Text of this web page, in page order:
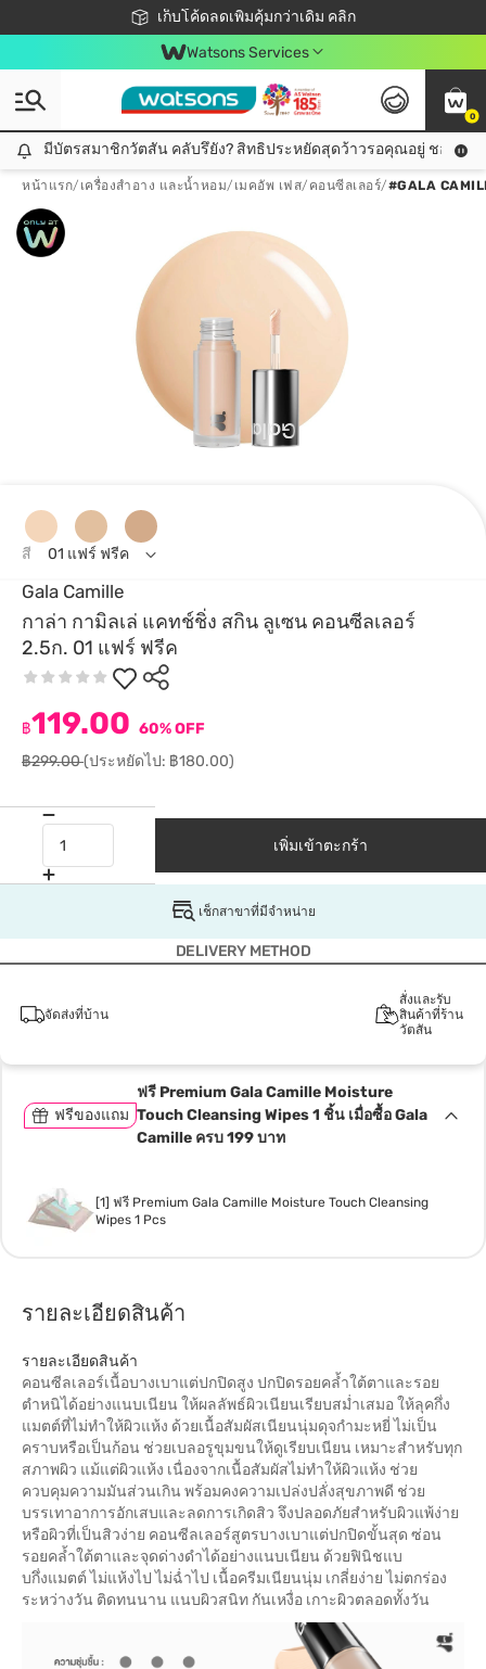
เก็บโค้ดลดเพิ่มคุ้มกว่าเดิม คลิก
ชอปออนไลน์ครั้งแรก ลดเพิ่มจุก ๆ 10%! 🎉
📦ส่งฟรี! เมื่อชอป 499฿
สมาชิกวัตสัน คลับดียังไง?
Watsons Services
0
มีบัตรสมาชิกวัตสัน คลับรึยัง? สิทธิประหยัดสุดว้าวรอคุณอยู่ ชอปคุ้มกว่าเดิม คลิก!
มีบัตรสมาชิกวัตสัน คลับรึยัง? สิทธิประหยัดสุดว้าวรอคุณอยู่ ชอปคุ้มก
หน้าแรก/ เครื่องสำอาง และน้ำหอม/ เมคอัพ เฟส/ คอนซีลเลอร์/#GALA
Gala Camille
กาล่า กามิลเล่ แคทช์ชิ่ง สกิน ลูเซน คอนซีลเลอร์
2.5ก. 01 แฟร์ ฟรีค
฿119.00 60% OFF
฿299.00(ประหยัดไป: ฿180.00)
สี 01 แฟร์ ฟรีค
เพิ่มเข้าตะกร้า
เช็กสาขาที่มีจำหน่าย
DELIVERY METHOD
จัดส่งที่บ้าน
สั่งและรับ
สินค้าที่ร้าน
วัตสัน
ฟรีของแถม
ฟรี Premium Gala Camille Moisture
Touch Cleansing Wipes 1 ชิ้น เมื่อซื้อ Gala
Camille ครบ 199 บาท
[1] ฟรี Premium Gala Camille Moisture Touch Cleansing
Wipes 1 Pcs
รายละเอียดสินค้า
รายละเอียดสินค้า
คอนซีลเลอร์เนื้อบางเบาแต่ปกปิดสูง ปกปิดรอยคล้ำใต้ตาและรอย
ตำหนิได้อย่างแนบเนียน ให้ผลลัพธ์ผิวเนียนเรียบสม่ำเสมอ ให้ลุคกึ่ง
แมตต์ที่ไม่ทำให้ผิวแห้ง ด้วยเนื้อสัมผัสเนียนนุ่มดุจกำมะหยี่ ไม่เป็น
คราบหรือเป็นก้อน ช่วยเบลอรูขุมขนให้ดูเรียบเนียน เหมาะสำหรับทุก
สภาพผิว แม้แต่ผิวแห้ง เนื่องจากเนื้อสัมผัสไม่ทำให้ผิวแห้ง ช่วย
ควบคุมความมันส่วนเกิน พร้อมคงความเปล่งปลั่งสุขภาพดี ช่วย
บรรเทาอาการอักเสบและลดการเกิดสิว จึงปลอดภัยสำหรับผิวแพ้ง่าย
หรือผิวที่เป็นสิวง่าย คอนซีลเลอร์สูตรบางเบาแต่ปกปิดขั้นสุด ซ่อน
รอยคล้ำใต้ตาและจุดด่างดำได้อย่างแนบเนียน ด้วยฟินิชแบ
บกึ่งแมตต์ ไม่แห้งไป ไม่ฉ่ำไป เนื้อครีมเนียนนุ่ม เกลี่ยง่าย ไม่ตกร่อง
ระหว่างวัน ติดทนนาน แนบผิวสนิท กันเหงื่อ เกาะผิวตลอดทั้งวัน